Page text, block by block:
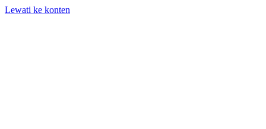
Lewati ke konten